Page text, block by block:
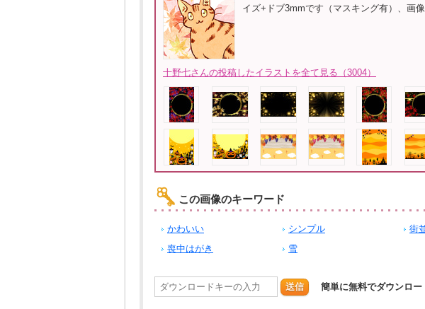
イズ+ドブ3mmです（マスキング有）、画
十野七さんの投稿したイラストを全て見る（3004）
この画像のキーワード
かわいい シンプル 街
喪中はがき
雪
送信 簡単に無料でダウンロ